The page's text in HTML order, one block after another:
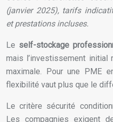
(janvier 2025), tarifs
et prestations incluses.
Le self-stockage
mais l’investissement
maximale. Pour une PME
flexibilité vaut plus que le
Le critère sécurité
Les compagnies exigent